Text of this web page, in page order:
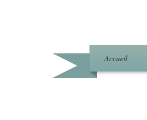
Accueil